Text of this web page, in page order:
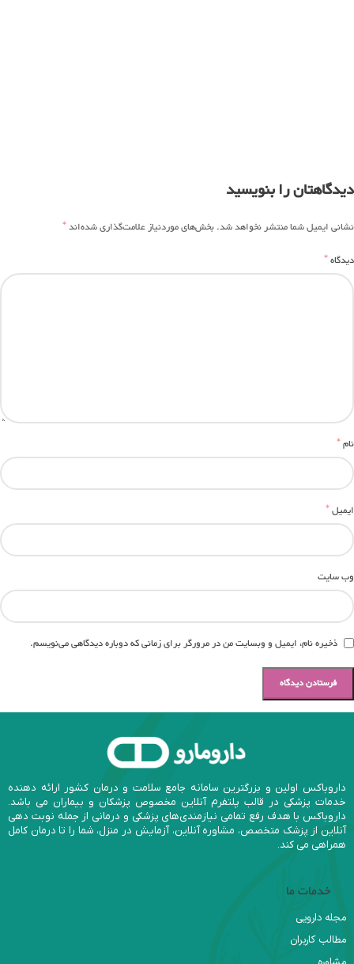
دیدگاهتان را بنویسید
نشانی ایمیل شما منتشر نخواهد شد.بخش‌های موردنیاز علامت‌گذاری شده‌اند*
دیدگاه*
نام*
ایمیل*
وب‌ سایت
ذخیره نام، ایمیل و وبسایت من در مرورگر برای زمانی که دوباره دیدگاهی می‌نویسم.
داروباکس اولین و بزرگترین سامانه جامع سلامت و درمان کشور ارائه دهنده
خدمات پزشکی در قالب پلتفرم آنلاین مخصوص پزشکان و بیماران می باشد.
داروباکس با هدف رفع تمامی نیازمندی‌های پزشکی و درمانی از جمله نوبت دهی
آنلاین از پزشک متخصص، مشاوره آنلاین، آزمایش در منزل، شما را تا درمان کامل
همراهی می کند.
خدمات ما
مجله دارویی
مطالب کاربران